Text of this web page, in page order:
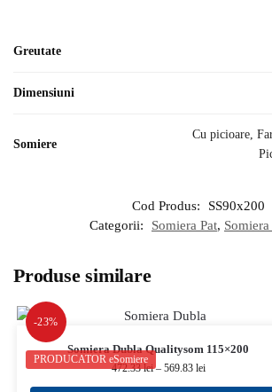
Greutate
Dimensiuni
Somiere
Cu picioare,
Cod Produs:
SS90x200
Categorii:
Somiera Pat,
Produse similare
-23%
PRODUCATOR eSomiere
Somiera Dubla Qualitysom 115×200
472.33lei – 569.83 lei